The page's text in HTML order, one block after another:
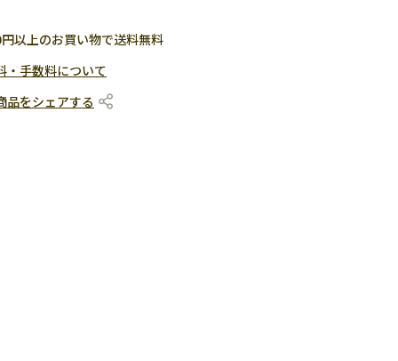
以上のお買い物で送料無料
・手数料について
品をシェアする